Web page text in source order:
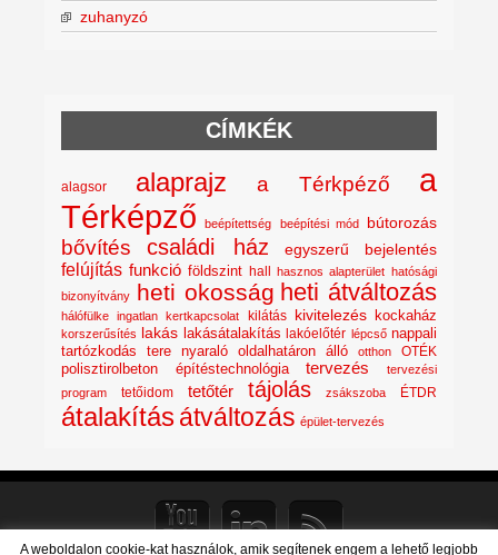
zuhanyzó
CÍMKÉK
alagsor alaprajz a Térkpéző
a
Térképző
beépítettség beépítési mód bútorozás
bővítés családi ház egyszerű bejelentés
felújítás funkció földszint hall hasznos alapterület hatósági
bizonyítvány heti okosság heti átváltozás
hálófülke ingatlan kertkapcsolat kilátás kivitelezés kockaház
korszerűsítés lakás lakásátalakítás lakóelőtér lépcső nappali
tartózkodás tere
nyaraló oldalhatáron álló otthon OTÉK
polisztirolbeton építéstechnológia tervezés
tervezési
program
tetőidom tetőtér tájolás zsákszoba ÉTDR
átalakításátváltozás épület-tervezés
A weboldalon cookie-kat használok, amik segítenek engem a lehető legjobb